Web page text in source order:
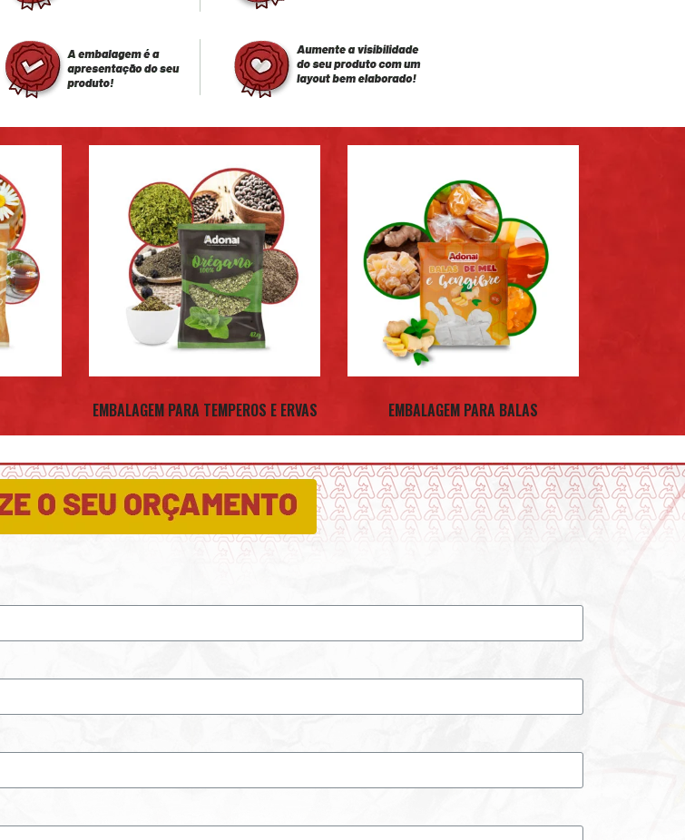
EMBALAGEM PARA TEMPEROS E ERVAS EMBALAGEM PARA BALAS